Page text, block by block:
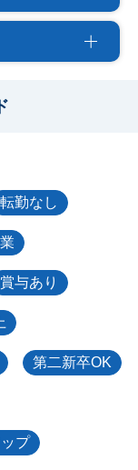
転勤なし
賞与あり
第二新卒OK
プ